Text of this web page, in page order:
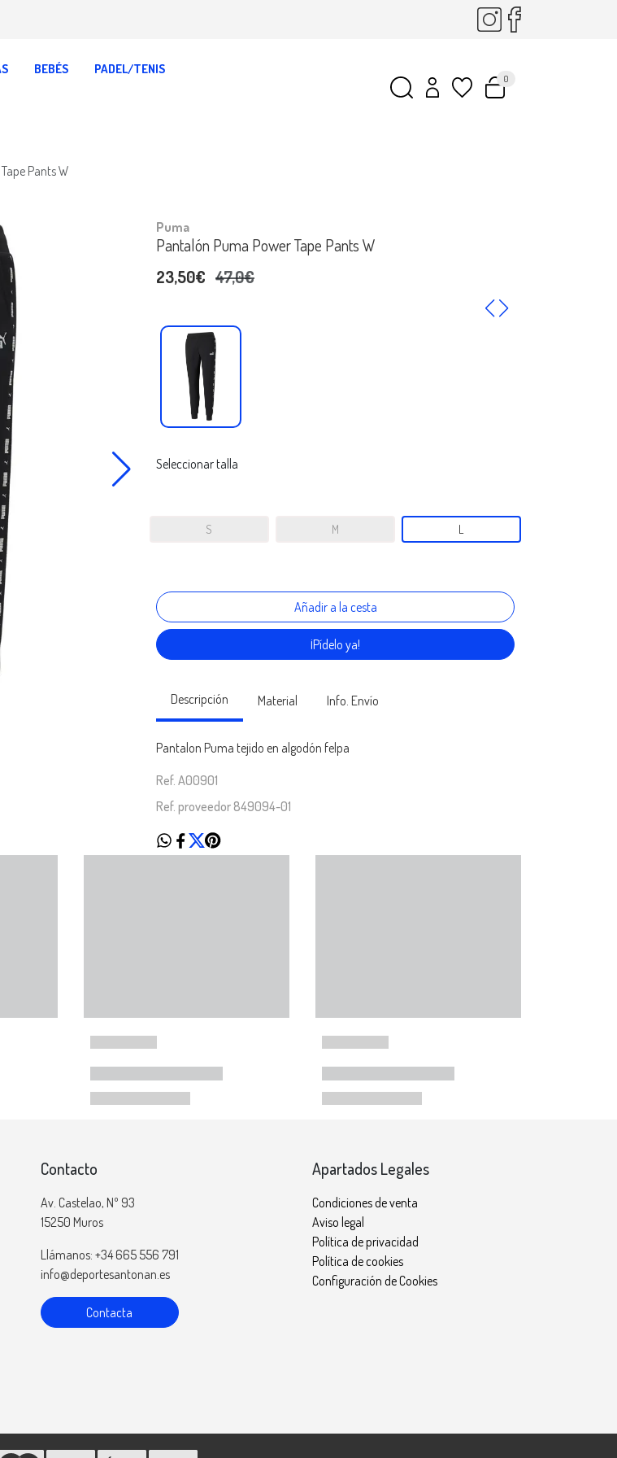
BEBÉS PADEL/TENIS
0
Pants W
Puma
Pantalón Puma Power Tape Pants W
23,50€ 47,0€
Seleccionar talla
S M L
¡Pídelo ya!
Descripción Material Info. Envío
Pantalon Puma tejido en algodón felpa
Ref. A00901
Ref. proveedor 849094-01
Contacto
Av. Castelao, Nº 93
15250 Muros
Llámanos: +34 665 556 791
info@deportesantonan.es
Contacta
Apartados Legales
Condiciones de venta
Aviso legal
Política de privacidad
Política de cookies
Configuración de Cookies